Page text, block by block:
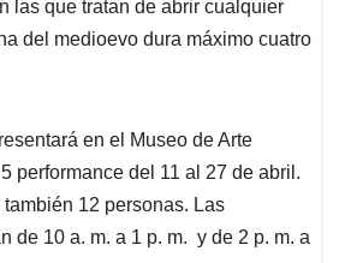
las que tratan de abrir cualquier
del medioevo dura máximo cuatro
en el Museo de Arte
performance del 11 al 27 de abril.
12 personas. Las
de 10 a. m. a 1 p. m. y de 2 p. m. a